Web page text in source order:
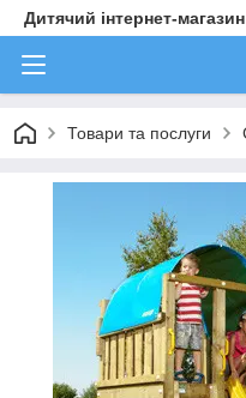
Дитячий інтернет-
Товари та послуги